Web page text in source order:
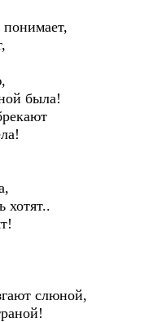
понимает,
была!
хотят..
слюной,